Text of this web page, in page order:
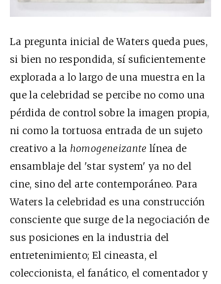
La pregunta inicial de Waters queda pues,
si bien no respondida, sí suficientemente
explorada a lo largo de una muestra en la
que la celebridad se percibe no como una
pérdida de control sobre la imagen propia,
ni como la tortuosa entrada de un sujeto
creativo a la homogeneizante línea de
ensamblaje del 'star system' ya no del
cine, sino del arte contemporáneo. Para
Waters la celebridad es una construcción
consciente que surge de la negociación de
sus posiciones en la industria del
entretenimiento; El cineasta, el
coleccionista, el fanático, el comentador y